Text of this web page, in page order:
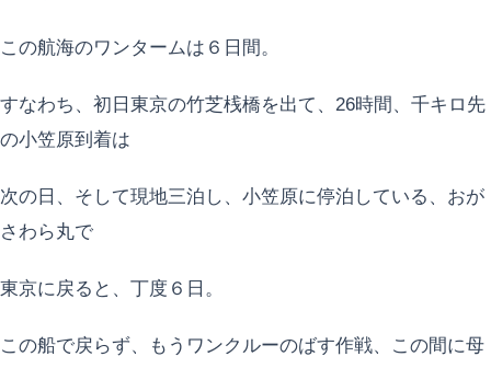
この航海のワンタームは６日間。
すなわち、初日東京の竹芝桟橋を出て、26時間、千キロ先
の小笠原到着は
次の日、そして現地三泊し、小笠原に停泊している、おが
さわら丸で
東京に戻ると、丁度６日。
この船で戻らず、もうワンクルーのばす作戦、この間に母